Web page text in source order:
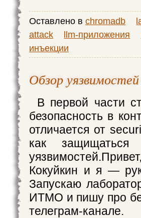
Оставлено в chromadb
attack
llm-приложения
инъекции
Обзор
В первой части
безопасность в
отличается от
как
Кокуйкин и я —
Запускаю
ИТМО и пишу про
телеграм-канале.